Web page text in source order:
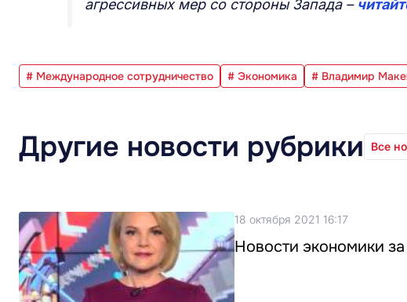
агрессивных мер со стороны Запада –
# Международное сотрудничество # Экономика # Владимир
Другие новости рубрики Все
18 октября 2021 16:17
Новости экономики за